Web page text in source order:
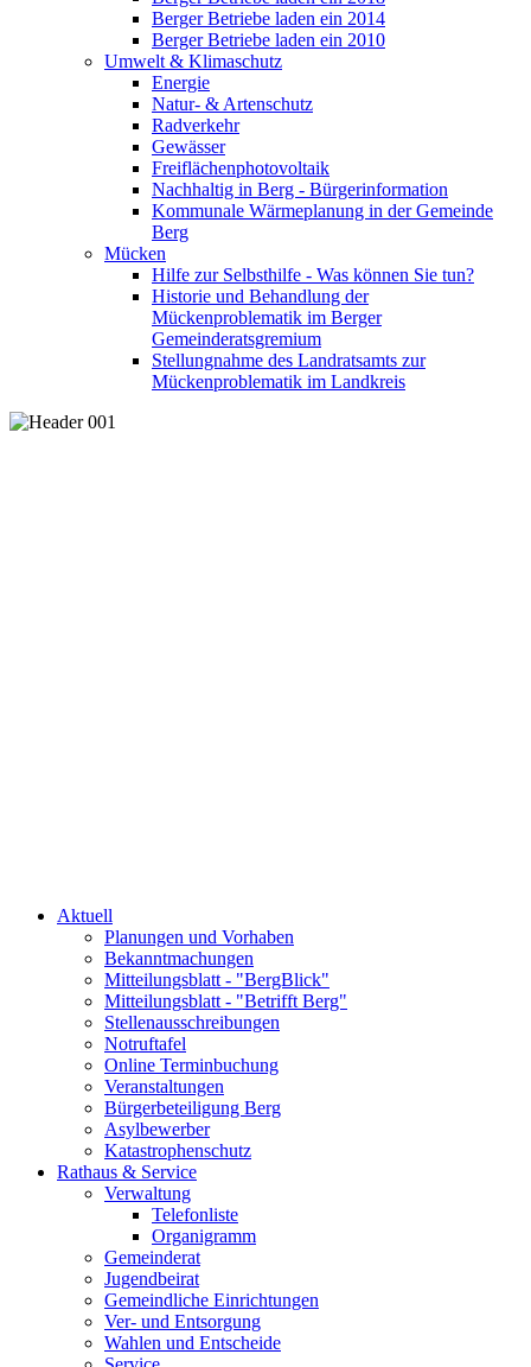
Berger Betriebe laden ein 2014
Berger Betriebe laden ein 2010
Umwelt & Klimaschutz
Energie
Natur- & Artenschutz
Radverkehr
Gewässer
Freiflächenphotovoltaik
Nachhaltig in Berg - Bürgerinformation
Kommunale Wärmeplanung in der Gemeinde
Berg
Mücken
Hilfe zur Selbsthilfe - Was können Sie tun?
Historie und Behandlung der
Mückenproblematik im Berger
Gemeinderatsgremium
Stellungnahme des Landratsamts zur
Mückenproblematik im Landkreis
Aktuell
Planungen und Vorhaben
Bekanntmachungen
Mitteilungsblatt - "BergBlick"
Mitteilungsblatt - "Betrifft Berg"
Stellenausschreibungen
Notruftafel
Online Terminbuchung
Veranstaltungen
Bürgerbeteiligung Berg
Asylbewerber
Katastrophenschutz
Rathaus & Service
Verwaltung
Telefonliste
Organigramm
Gemeinderat
Jugendbeirat
Gemeindliche Einrichtungen
Ver- und Entsorgung
Wahlen und Entscheide